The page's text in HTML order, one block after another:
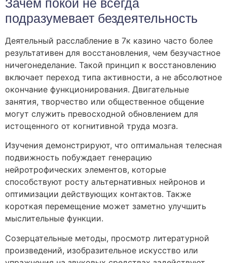
подразумевает бездеятельность
Деятельный расслабление в 7к казино часто более
результативен для восстановления, чем безучастное
ничегонеделание. Такой принцип к восстановлению
включает переход типа активности, а не абсолютное
окончание функционирования. Двигательные
занятия, творчество или общественное общение
могут служить превосходной обновлением для
истощенного от когнитивной труда мозга.
Изучения демонстрируют, что оптимальная телесная
подвижность побуждает генерацию
нейротрофических элементов, которые
способствуют росту альтернативных нейронов и
оптимизации действующих контактов. Также
короткая перемещение может заметно улучшить
мыслительные функции.
Созерцательные методы, просмотр литературной
произведений, изобразительное искусство или